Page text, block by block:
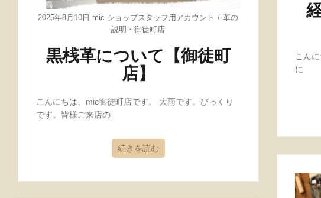
こん
に
2025年8月10日 mic ショップスタッフ用アカウント
革の
説明 ・御徒町店
黒桟革について【御徒町
店】
こんにちは、mic御徒町店です。 大雨です。びっくり
です。皆様ご来店の
続きを読む